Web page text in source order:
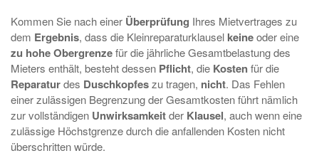
Kommen Sie nach einer Überprüfung Ihres Mietvertrages zu
dem Ergebnis, dass die Kleinreparaturklausel keineoder eine
zu hohe Obergrenzefür die jährliche Gesamtbelastung des
Mieters enthält, besteht dessen Pflicht, die Kostenfür die
Reparaturdes Duschkopfeszu tragen, nicht. Das Fehlen
einer zulässigen Begrenzung der Gesamtkosten führt nämlich
zur vollständigen Unwirksamkeitder Klausel, auch wenn eine
zulässige Höchstgrenze durch die anfallenden Kosten nicht
überschritten würde.